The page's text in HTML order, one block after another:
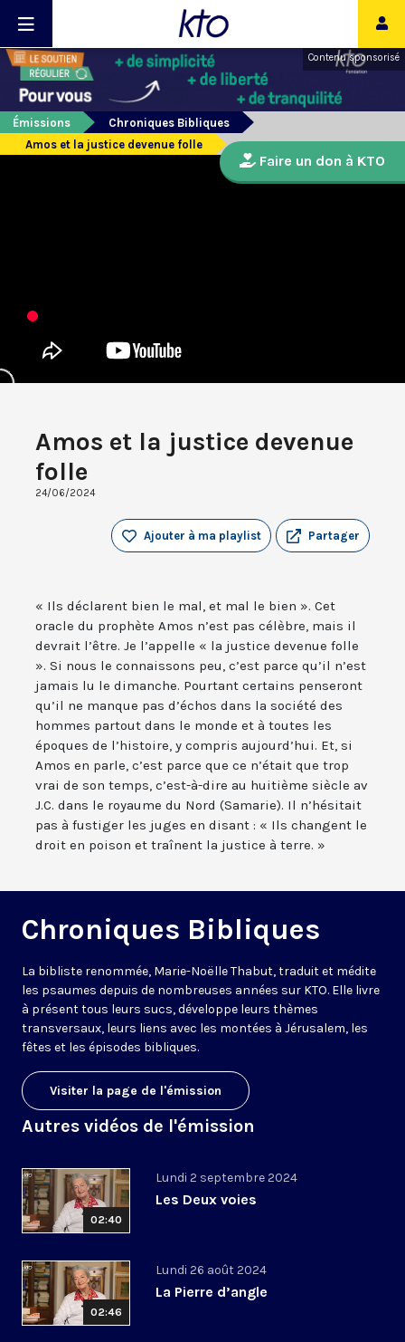
Contenu sponsorisé
Émissions
Chroniques Bibliques
Amos et la justice devenue folle
Amos et la justice devenue
folle
24/06/2024
Partager
Ajouter à ma playlist
« Ils déclarent bien le mal, et mal le bien ». Cet
oracle du prophète Amos n’est pas célèbre, mais il
devrait l’être. Je l’appelle « la justice devenue folle
». Si nous le connaissons peu, c’est parce qu’il n’est
jamais lu le dimanche. Pourtant certains penseront
qu’il ne manque pas d’échos dans la société des
hommes partout dans le monde et à toutes les
époques de l’histoire, y compris aujourd’hui. Et, si
Amos en parle, c’est parce que ce n’était que trop
vrai de son temps, c’est-à-dire au huitième siècle av
J.C. dans le royaume du Nord (Samarie). Il n’hésitait
pas à fustiger les juges en disant : « Ils changent le
droit en poison et traînent la justice à terre. »
Chroniques Bibliques
La bibliste renommée, Marie-Noëlle Thabut, traduit et médite
les psaumes depuis de nombreuses années sur KTO. Elle livre
à présent tous leurs sucs, développe leurs thèmes
transversaux, leurs liens avec les montées à Jérusalem, les
fêtes et les épisodes bibliques.
Visiter la page de l'émission
Autres vidéos de l'émission
02:40
Lundi 2 septembre 2024
Les Deux voies
02:46
Lundi 26 août 2024
La Pierre d’angle
Faire un don à KTO